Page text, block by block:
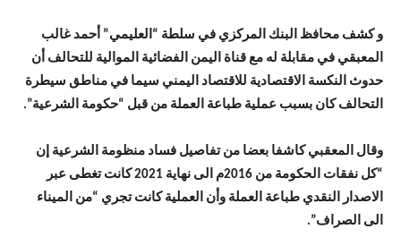
و كشف محافظ البنك المركزي في سلطة “العليمي” أحمد غالب
المعبقي في مقابلة له مع قناة اليمن الفضائية الموالية للتحالف أن
حدوث النكسة الاقتصادية للاقتصاد اليمني سيما في مناطق سيطرة
التحالف كان بسبب عملية طباعة العملة من قبل “حكومة الشرعية”.
وقال المعقبي كاشفا بعضا من تفاصيل فساد منظومة الشرعية إن
“كل نفقات الحكومة من 2016م الى نهاية 2021 كانت تغطى عبر
الاصدار النقدي طباعة العملة وأن العملية كانت تجري “من الميناء
الى الصراف”.